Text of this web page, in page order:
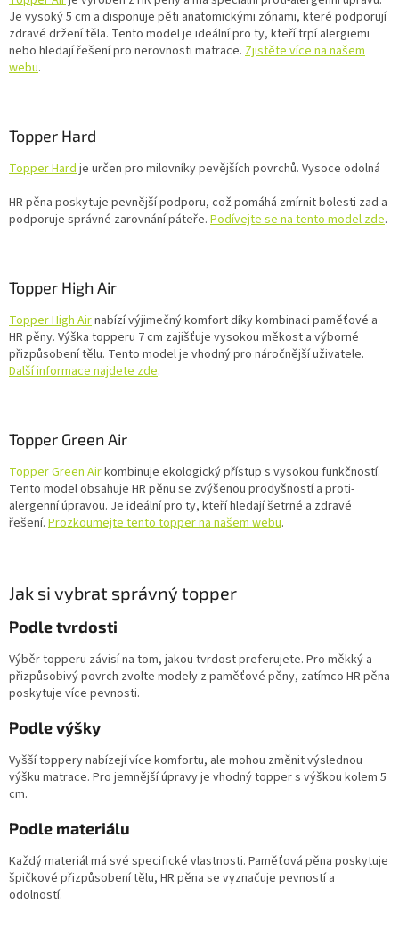
Je vysoký 5 cm a disponuje pěti anatomickými zónami, které podporují
zdravé držení těla. Tento model je ideální pro ty, kteří trpí alergiemi
nebo hledají řešení pro nerovnosti matrace. Zjistěte více na našem
webu.
Topper Hard
Topper Hard je určen pro milovníky pevějších povrchů. Vysoce odolná
HR pěna poskytuje pevnější podporu, což pomáhá zmírnit bolesti zad a
podporuje správné zarovnání páteře. Podívejte se na tento model zde.
Topper High Air
Topper High Airnabízí výjimečný komfort díky kombinaci paměťové a
HR pěny. Výška topperu 7 cm zajišťuje vysokou měkost a výborné
přizpůsobení tělu. Tento model je vhodný pro náročnější uživatele.
Další informace najdete zde.
Topper Green Air
Topper Green Airkombinuje ekologický přístup s vysokou funkčností.
Tento model obsahuje HR pěnu se zvýšenou prodyšností a proti-
alergenní úpravou. Je ideální pro ty, kteří hledají šetrné a zdravé
řešení. Prozkoumejte tento topper na našem webu.
Jak si vybrat správný topper
Podle tvrdosti
Výběr topperu závisí na tom, jakou tvrdost preferujete. Pro měkký a
přizpůsobivý povrch zvolte modely z paměťové pěny, zatímco HR pěna
poskytuje více pevnosti.
Podle výšky
Vyšší toppery nabízejí více komfortu, ale mohou změnit výslednou
výšku matrace. Pro jemnější úpravy je vhodný topper s výškou kolem 5
cm.
Podle materiálu
Každý materiál má své specifické vlastnosti. Paměťová pěna poskytuje
špičkové přizpůsobení tělu, HR pěna se vyznačuje pevností a
odolností.